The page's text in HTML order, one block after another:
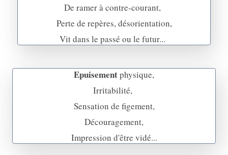
De ramer à contre-courant,
Perte de repères, désorientation,
Vit dans le passé ou le futur...
Epuisementphysique,
Irritabilité,
Sensation de figement,
Découragement,
Impression d'être vidé...